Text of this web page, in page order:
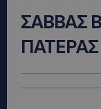
ΣΑΒΒΑΣ
ΠΑΤΕΡΑΣ